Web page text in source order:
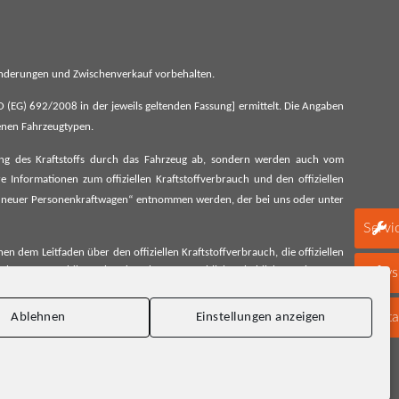
Ablehnen Einstellungen anzeigen
und Zwischenverkauf vorbehalten.
692/2008 in der jeweils geltenden Fassung] ermittelt. Die Angaben
Fahrzeugtypen.
des Kraftstoffs durch das Fahrzeug ab, sondern werden auch vom
Informationen zum offiziellen Kraftstoffverbrauch und den offiziellen
Personenkraftwagen“ entnommen werden, der bei uns oder unter
dem Leitfaden über den offiziellen Kraftstoffverbrauch, die offiziellen
Automobil Treuhand GmbH unentgeltlich erhältlich, sowie unter